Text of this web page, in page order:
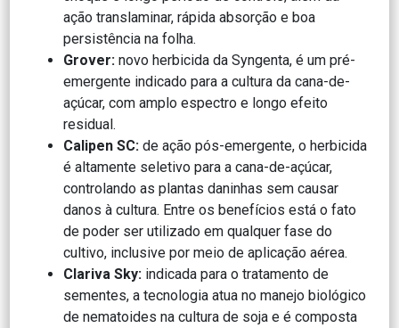
ação translaminar, rápida absorção e boa
persistência na folha.
Grover:novo herbicida da Syngenta, é um pré-
emergente indicado para a cultura da cana-de-
açúcar, com amplo espectro e longo efeito
residual.
Calipen SC: de ação pós-emergente, o herbicida
é altamente seletivo para a cana-de-açúcar,
controlando as plantas daninhas sem causar
danos à cultura. Entre os benefícios está o fato
de poder ser utilizado em qualquer fase do
cultivo, inclusive por meio de aplicação aérea.
Clariva Sky: indicada para o tratamento de
sementes, a tecnologia atua no manejo biológico
de nematoides na cultura de soja e é composta